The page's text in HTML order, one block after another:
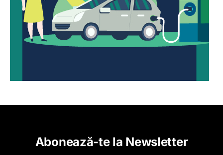
Abonează-te la Newsletter